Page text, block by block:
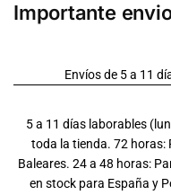
Importante
Envíos de 5 a 11
5 a 11 días laborables
toda la tienda. 72 horas:
Baleares. 24 a 48 horas:
en stock para España y